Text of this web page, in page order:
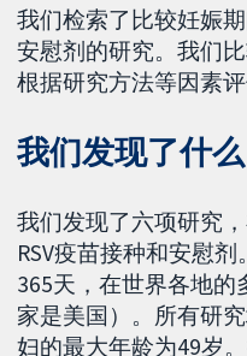
我们检索了比较妊娠
安慰剂的研究。我们
根据研究方法等因素评
我们发现了什么
我们发现了六项研究
RSV疫苗接种和安慰
365天，在世界各地的
家是美国）。所有研
妇的最大年龄为49岁